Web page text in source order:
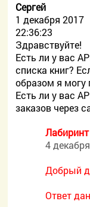
Сергей
1 декабря 2017
22:36:23
Здравствуйте!
Есть ли у вас
списка книг?
образом я могу
Есть ли у вас
заказов через
Лабиринт
4
Добрый
Ответ